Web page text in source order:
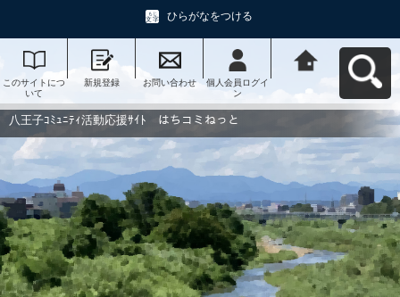
ひらがなをつける
このサイトにつ
いて
新規登録 お問い合わせ
個人会員ログイ
ン
動応援ｻｲﾄ はち
コミねっとへ戻
八王子ｺﾐｭﾆﾃｨ活動応援ｻｲﾄ はちコミねっと